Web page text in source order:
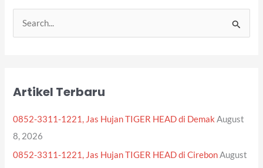
c
Artikel Terbaru
0852-3311-1221, Jas Hujan TIGER HEAD di Demak August
8, 2026
0852-3311-1221, Jas Hujan TIGER HEAD di Cirebon August